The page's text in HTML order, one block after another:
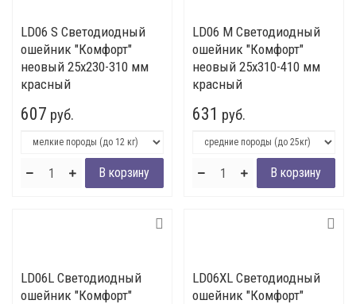
LD06 S Светодиодный
ошейник "Комфорт"
неовый 25x230-310 мм
красный
607 руб.
LD06 M Светодиодный
ошейник "Комфорт"
неовый 25x310-410 мм
красный
631 руб.
LD06L Светодиодный
ошейник "Комфорт"
LD06XL Светодиодный
ошейник "Комфорт"